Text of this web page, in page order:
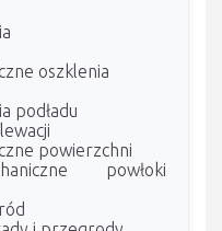
oszklenia
podładu
powierzchni
powłoki